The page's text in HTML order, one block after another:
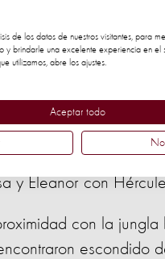
familia de perros
el corazón de
junto a sus
y Eleanor con
con la
escondido
de los datos de nuestros visitantes, para
y brindarle una excelente experiencia en el
utilizamos, abre los ajustes.
Aceptar todo